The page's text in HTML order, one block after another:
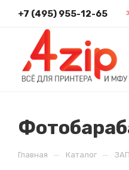
+7 (495) 955-12-65
Главная — Каталог —